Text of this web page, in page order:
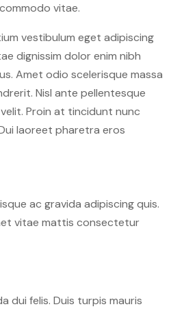
vitae.
vestibulum eget adipiscing
dignissim dolor enim nibh
Amet odio scelerisque massa
Nisl ante pellentesque
Proin at tincidunt nunc
laoreet pharetra eros
ac gravida adipiscing quis.
vitae mattis consectetur
dui felis. Duis turpis mauris